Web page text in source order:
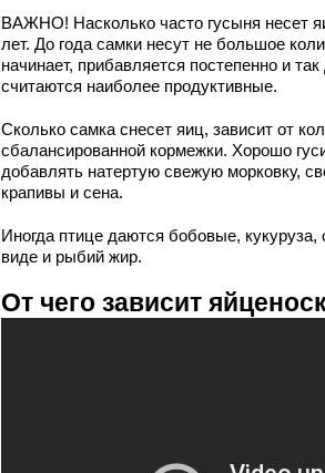
ВАЖНО! Насколько часто гусыня несет
лет. До года самки несут не большое
начинает, прибавляется постепенно и
считаются наиболее продуктивные.
Сколько самка снесет яиц, зависит от
сбалансированной кормежки. Хорошо
добавлять натертую свежую морковку,
крапивы и сена.
Иногда птице даются бобовые,
виде и рыбий жир.
От чего зависит